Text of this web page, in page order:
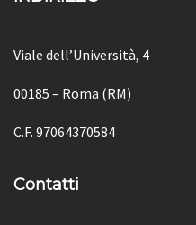
Viale dell’Università, 4
00185 – Roma (RM)
C.F. 97064370584
Contatti